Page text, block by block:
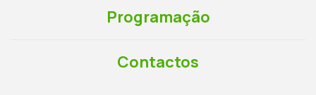
Programação
Contactos